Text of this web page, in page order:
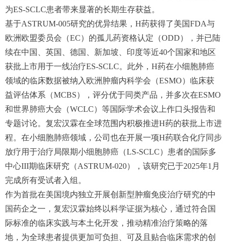
为ES-SCLC患者带来显著的长期生存获益。
基于ASTRUM-005研究的优异结果，H药获得了美国FDA与
欧洲欧盟委员会（EC）的孤儿药资格认定（ODD），并已陆
续在中国、英国、德国、新加坡、印度等近40个国家和地区
获批上市用于一线治疗ES-SCLC。此外，H药在小细胞肺癌
领域的临床数据被纳入欧洲肿瘤内科学会（ESMO）临床获
益评估体系（MCBS），评分优于同类产品，并多次在ESMO
和世界肺癌大会（WCLC）等国际学术会议上作口头报告和
专题讨论。复宏汉霖在全球范围内积极推进H药的获批上市进
程。在小细胞肺癌领域，公司也在开展一项H药联合化疗同步
放疗用于治疗局限期小细胞肺癌（LS-SCLC）患者的国际多
中心III期临床研究（ASTRUM-020），该研究已于2025年1月
完成所有受试者入组。
作为首批在美国境内独立开展创新型肿瘤免疫治疗研究的中
国药企之一，复宏汉霖始终以科学证据为核心，通过符合国
际标准的临床实践与本土化开发，推动精准治疗策略的落
地，为全球患者提供更加可负担、可及且贴合临床需求的创